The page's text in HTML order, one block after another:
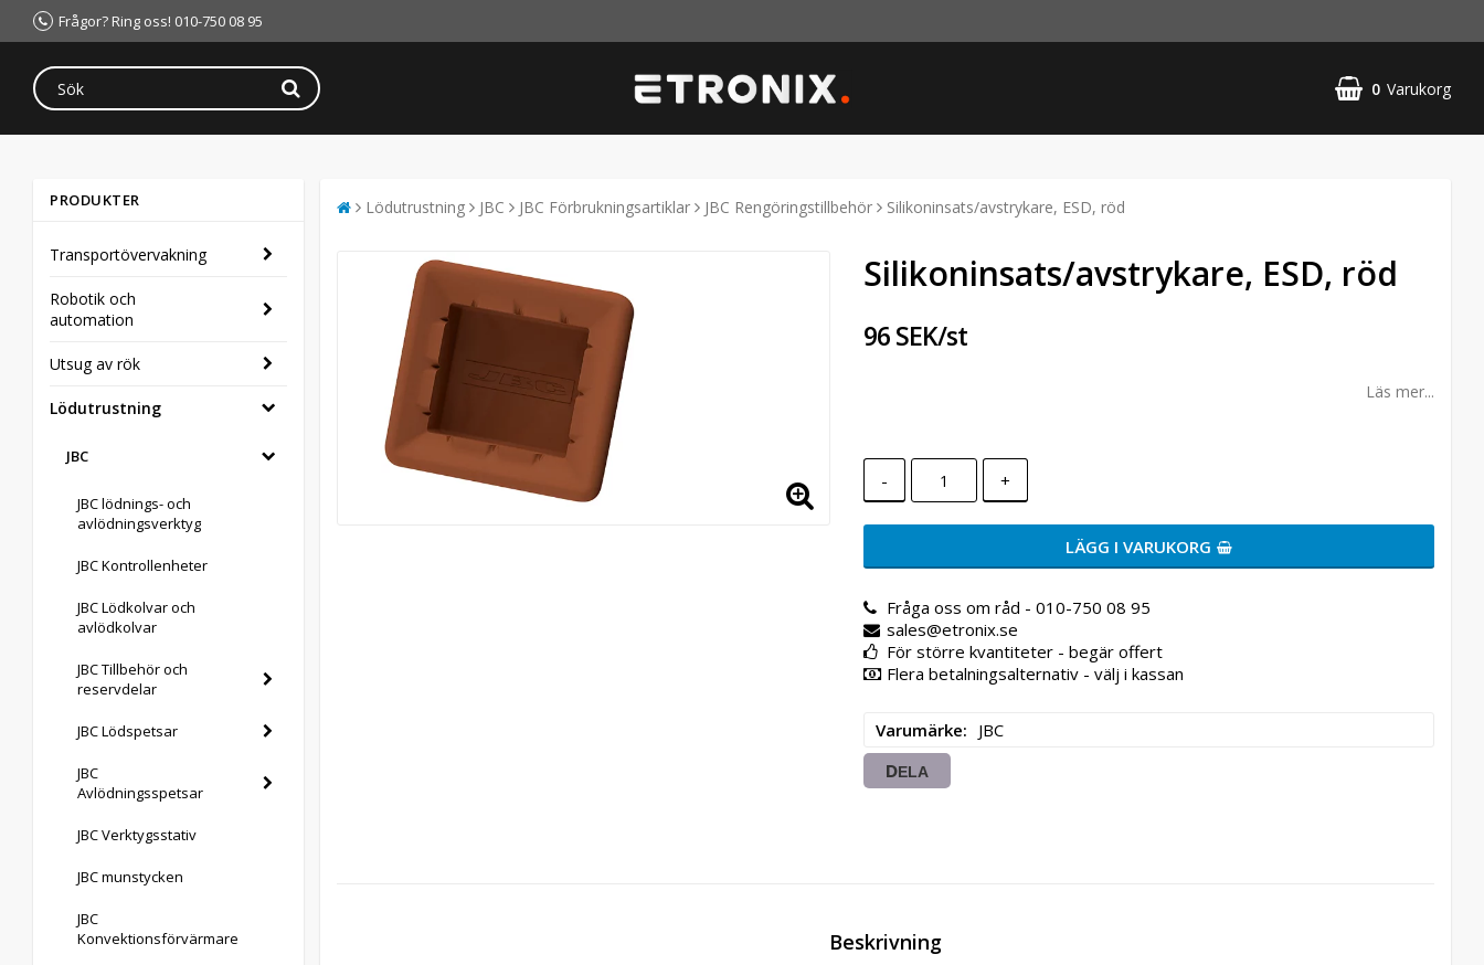
Frågor? Ring oss! 010-750 08 95
0 Varukorg
PRODUKTER
Transportövervakning
Robotik och
automation
Utsug av rök
Lödutrustning
JBC
JBC lödnings- och
avlödningsverktyg
JBC Kontrollenheter
JBC Lödkolvar och
avlödkolvar
JBC Tillbehör och
reservdelar
JBC Lödspetsar
JBC
Avlödningsspetsar
JBC Verktygsstativ
JBC munstycken
JBC
Konvektionsförvärmare
Lödutrustning JBC JBC Förbrukningsartiklar JBC Rengöringstillbehör Silikoninsats/avstrykare, ESD, röd
Silikoninsats/avstrykare, ESD, röd
96 SEK/st
Läs mer...
- +
LÄGG I VARUKORG
Fråga oss om råd - 010-750 08 95
sales@etronix.se
För större kvantiteter - begär offert
Flera betalningsalternativ - välj i kassan
Varumärke JBC
DELA
Beskrivning